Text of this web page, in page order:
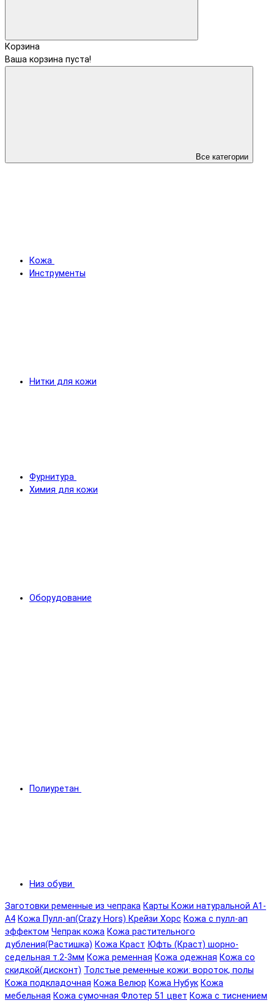
Корзина
Ваша корзина пуста!
Все категории
Кожа
Инструменты
Нитки для кожи
Фурнитура
Химия для кожи
Оборудование
Полиуретан
Низ обуви
Заготовки ременные из чепрака Карты Кожи натуральной А1-
А4 Кожа Пулл-ап(Crazy Hors) Крейзи Хорс Кожа с пулл-ап
эффектом Чепрак кожа Кожа растительного
дубления(Растишка) Кожа Краст Юфть (Краст) шорно-
седельная т.2-3мм Кожа ременная Кожа одежная Кожа со
скидкой(дисконт) Толстые ременные кожи: вороток, полы
Кожа подкладочная Кожа Велюр Кожа Нубук Кожа
мебельная Кожа сумочная Флотер 51 цвет Кожа с тиснением